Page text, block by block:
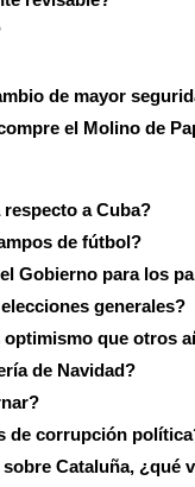
de mayor
el Molino de
a Cuba?
de fútbol?
Gobierno para los
generales?
optimismo que otros
de Navidad?
de corrupción
Cataluña, ¿qué